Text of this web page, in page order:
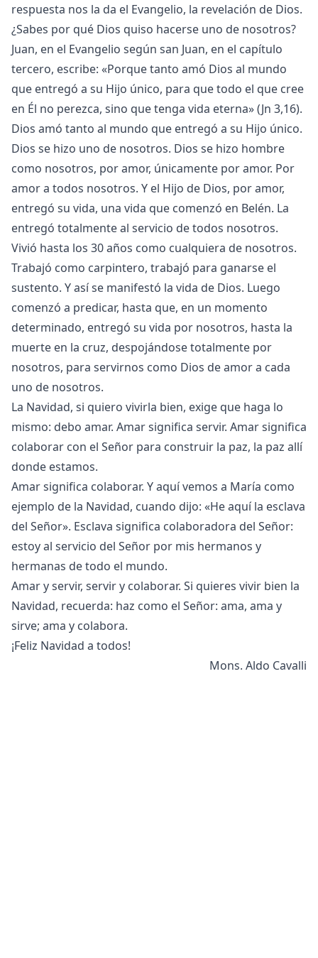
respuesta nos la da el Evangelio, la revelación de Dios.
¿Sabes por qué Dios quiso hacerse uno de nosotros?
Juan, en el Evangelio según san Juan, en el capítulo
tercero, escribe: «Porque tanto amó Dios al mundo
que entregó a su Hijo único, para que todo el que cree
en Él no perezca, sino que tenga vida eterna» (Jn 3,16).
Dios amó tanto al mundo que entregó a su Hijo único.
Dios se hizo uno de nosotros. Dios se hizo hombre
como nosotros, por amor, únicamente por amor. Por
amor a todos nosotros. Y el Hijo de Dios, por amor,
entregó su vida, una vida que comenzó en Belén. La
entregó totalmente al servicio de todos nosotros.
Vivió hasta los 30 años como cualquiera de nosotros.
Trabajó como carpintero, trabajó para ganarse el
sustento. Y así se manifestó la vida de Dios. Luego
comenzó a predicar, hasta que, en un momento
determinado, entregó su vida por nosotros, hasta la
muerte en la cruz, despojándose totalmente por
nosotros, para servirnos como Dios de amor a cada
uno de nosotros.
La Navidad, si quiero vivirla bien, exige que haga lo
mismo: debo amar. Amar significa servir. Amar significa
colaborar con el Señor para construir la paz, la paz allí
donde estamos.
Amar significa colaborar. Y aquí vemos a María como
ejemplo de la Navidad, cuando dijo: «He aquí la esclava
del Señor». Esclava significa colaboradora del Señor:
estoy al servicio del Señor por mis hermanos y
hermanas de todo el mundo.
Amar y servir, servir y colaborar. Si quieres vivir bien la
Navidad, recuerda: haz como el Señor: ama, ama y
sirve; ama y colabora.
¡Feliz Navidad a todos!
Mons. Aldo Cavalli